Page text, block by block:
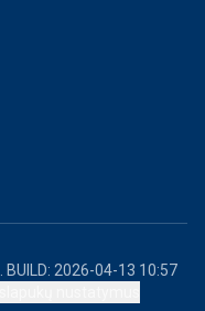
BUILD: 2026-04-13 10:57